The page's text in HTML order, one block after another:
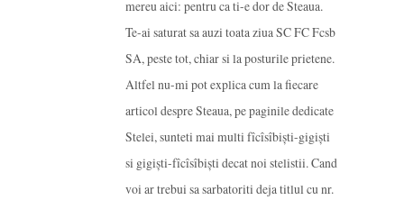
mereu aici: pentru ca ti-e dor de Steaua.
Te-ai saturat sa auzi toata ziua SC FC Fcsb
SA, peste tot, chiar si la posturile prietene.
Altfel nu-mi pot explica cum la fiecare
articol despre Steaua, pe paginile dedicate
Stelei, sunteti mai multi fîcîsîbiști-gigiști
si gigiști-fîcîsîbiști decat noi stelistii. Cand
voi ar trebui sa sarbatoriti deja titlul cu nr.